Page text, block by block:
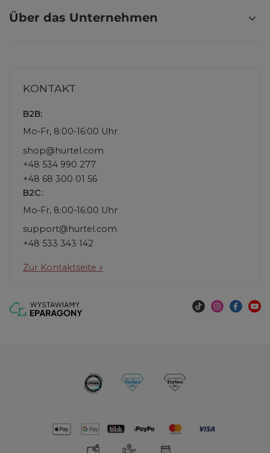
Über das Unternehmen
KONTAKT
B2B:
Mo-Fr, 8:00-16:00 Uhr
shop@hurtel.com
+48 534 990 277
+48 68 300 01 56
B2C:
Mo-Fr, 8:00-16:00 Uhr
support@hurtel.com
+48 533 343 142
Zur Kontaktseite »